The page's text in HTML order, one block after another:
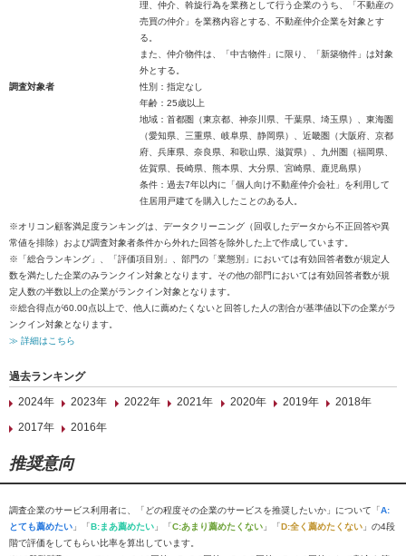
理、仲介、斡旋行為を業務として行う企業のうち、「不動産の
売買の仲介」を業務内容とする、不動産仲介企業を対象とす
る。
また、仲介物件は、「中古物件」に限り、「新築物件」は対象
外とする。
調査対象者
性別：指定なし
年齢：25歳以上
地域：首都圏（東京都、神奈川県、千葉県、埼玉県）、東海圏
（愛知県、三重県、岐阜県、静岡県）、近畿圏（大阪府、京都
府、兵庫県、奈良県、和歌山県、滋賀県）、九州圏（福岡県、
佐賀県、長崎県、熊本県、大分県、宮崎県、鹿児島県）
条件：過去7年以内に「個人向け不動産仲介会社」を利用して
住居用戸建てを購入したことのある人。
※オリコン顧客満足度ランキングは、データクリーニング（回収したデータから不正回答や異
常値を排除）および調査対象者条件から外れた回答を除外した上で作成しています。
※「総合ランキング」、「評価項目別」、部門の「業態別」においては有効回答者数が規定人
数を満たした企業のみランクイン対象となります。その他の部門においては有効回答者数が規
定人数の半数以上の企業がランクイン対象となります。
※総合得点が60.00点以上で、他人に薦めたくないと回答した人の割合が基準値以下の企業がラ
ンクイン対象となります。
≫ 詳細はこちら
過去ランキング
2024年
2023年 2022年 2021年 2020年 2019年
2018年
2017年
2016年
推奨意向
調査企業のサービス利用者に、「どの程度その企業のサービスを推奨したいか」について「A:
とても薦めたい 」「B:まあ薦めたい 」「C:あまり薦めたくない 」「D:全く薦めたくない 」の4段
階で評価をしてもらい比率を算出しています。